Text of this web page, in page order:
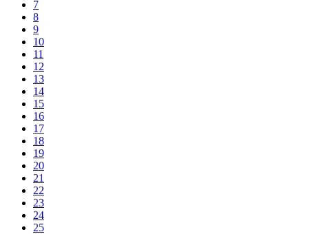
7
8
9
10
11
12
13
14
15
16
17
18
19
20
21
22
23
24
25